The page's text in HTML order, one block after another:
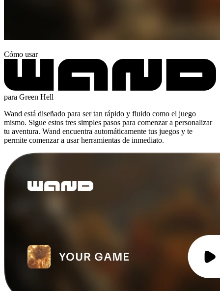
Cómo usar
para Green Hell
Wand está diseñado para ser tan rápido y fluido como el juego
mismo. Sigue estos tres simples pasos para comenzar a personalizar
tu aventura. Wand encuentra automáticamente tus juegos y te
permite comenzar a usar herramientas de inmediato.